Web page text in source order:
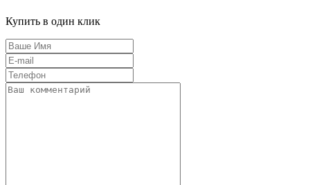
Купить в один клик